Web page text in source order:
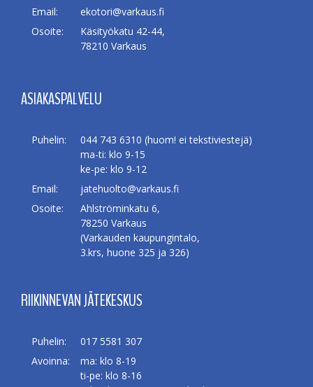
Email:
ekotori@varkaus.fi
Osoite:
Käsityökatu 42-44,
78210 Varkaus
ASIAKASPALVELU
Puhelin:
044 743 6310 (huom! ei tekstiviestejä)
ma-ti: klo 9-15
ke-pe: klo 9-12
Email:
jatehuolto@varkaus.fi
Osoite:
Ahlströminkatu 6,
78250 Varkaus
(Varkauden kaupungintalo,
3.krs, huone 325 ja 326)
RIIKINNEVAN JÄTEKESKUS
Puhelin:
017 5581 307
Avoinna:
ma: klo 8-19
ti-pe: klo 8-16